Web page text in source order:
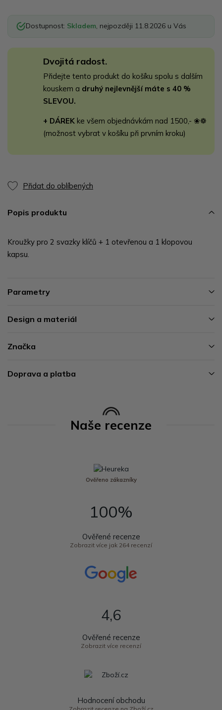
Dostupnost: Skladem, nejpozději 11.8.2026 u Vás
Dvojitá radost.
Přidejte tento produkt do košíku spolu s dalším
kouskem a druhý nejlevnější máte s 40 %
SLEVOU.
+ DÁREK ke všem objednávkám nad 1500,- ❀❁
(možnost vybrat v košíku při prvním kroku)
Přidat do oblíbených
Popis produktu
Kroužky pro 2 svazky klíčů + 1 otevřenou a 1 klopovou
kapsu.
Parametry
Design a materiál
Značka
Doprava a platba
Naše recenze
Ověřeno zákazníky
100%
Ověřené recenze
Zobrazit více jak 264 recenzí
4,6
Ověřené recenze
Zobrazit více recenzí
Hodnocení obchodu